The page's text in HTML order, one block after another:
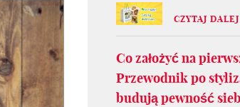
CZYTAJ DALEJ
Co założyć na
Przewodnik po
budują pewność